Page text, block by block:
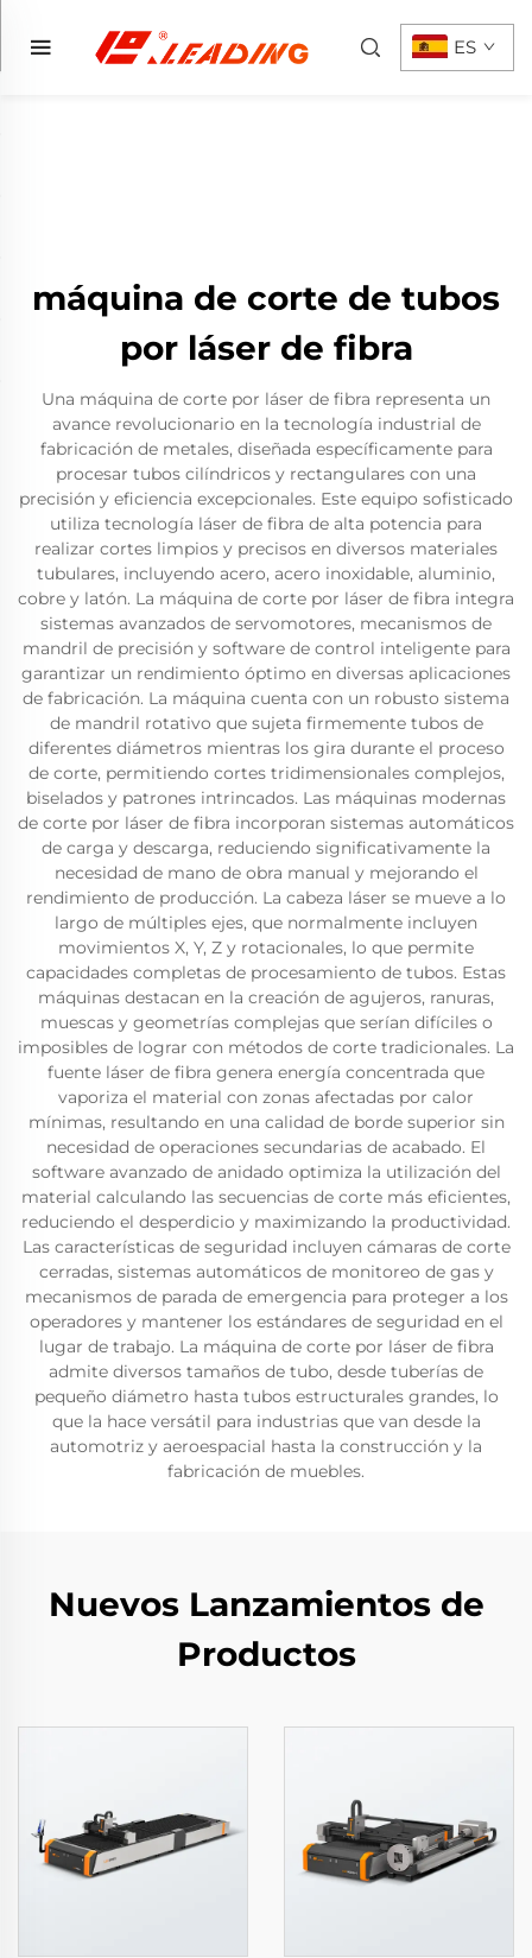
ES
máquina de corte de tubos
por láser de fibra
Una máquina de corte por láser de fibra representa un
avance revolucionario en la tecnología industrial de
fabricación de metales, diseñada específicamente para
procesar tubos cilíndricos y rectangulares con una
precisión y eficiencia excepcionales. Este equipo sofisticado
utiliza tecnología láser de fibra de alta potencia para
realizar cortes limpios y precisos en diversos materiales
tubulares, incluyendo acero, acero inoxidable, aluminio,
cobre y latón. La máquina de corte por láser de fibra integra
sistemas avanzados de servomotores, mecanismos de
mandril de precisión y software de control inteligente para
garantizar un rendimiento óptimo en diversas aplicaciones
de fabricación. La máquina cuenta con un robusto sistema
de mandril rotativo que sujeta firmemente tubos de
diferentes diámetros mientras los gira durante el proceso
de corte, permitiendo cortes tridimensionales complejos,
biselados y patrones intrincados. Las máquinas modernas
de corte por láser de fibra incorporan sistemas automáticos
de carga y descarga, reduciendo significativamente la
necesidad de mano de obra manual y mejorando el
rendimiento de producción. La cabeza láser se mueve a lo
largo de múltiples ejes, que normalmente incluyen
movimientos X, Y, Z y rotacionales, lo que permite
capacidades completas de procesamiento de tubos. Estas
máquinas destacan en la creación de agujeros, ranuras,
muescas y geometrías complejas que serían difíciles o
imposibles de lograr con métodos de corte tradicionales. La
fuente láser de fibra genera energía concentrada que
vaporiza el material con zonas afectadas por calor
mínimas, resultando en una calidad de borde superior sin
necesidad de operaciones secundarias de acabado. El
software avanzado de anidado optimiza la utilización del
material calculando las secuencias de corte más eficientes,
reduciendo el desperdicio y maximizando la productividad.
Las características de seguridad incluyen cámaras de corte
cerradas, sistemas automáticos de monitoreo de gas y
mecanismos de parada de emergencia para proteger a los
operadores y mantener los estándares de seguridad en el
lugar de trabajo. La máquina de corte por láser de fibra
admite diversos tamaños de tubo, desde tuberías de
pequeño diámetro hasta tubos estructurales grandes, lo
que la hace versátil para industrias que van desde la
automotriz y aeroespacial hasta la construcción y la
fabricación de muebles.
Nuevos Lanzamientos de
Productos